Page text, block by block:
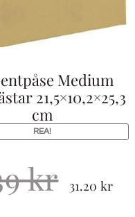
Medium
21,5×10,2×25,3
cm
REA!
kr 31.20 kr